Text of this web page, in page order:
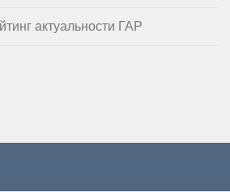
актуальности ГАР